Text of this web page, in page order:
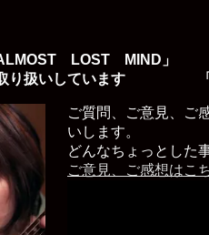
LOST MIND」
取り扱いしています 「
ご質問、ご意見、ご
いします。
どんなちょっとした
ご意見、ご感想はこ